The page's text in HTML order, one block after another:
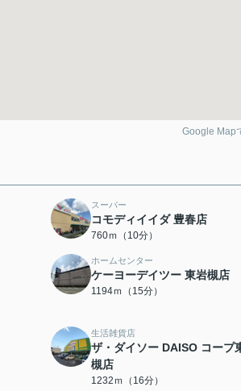
Google Map
スーパー
コモディイイダ 豊春店
760ｍ（10分）
ホームセンター
ケーヨーデイツー 東岩槻店
1194ｍ（15分）
生活雑貨店
ザ・ダイソー DAISO コープ
槻店
1232ｍ（16分）